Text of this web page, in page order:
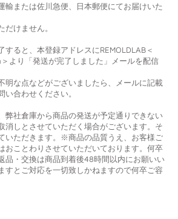
輸または佐川急便、日本郵便にてお届けいた
けません。
すると、本登録アドレスにREMOLDLAB＜
より「発送が完了しました」メールを配信
明な点などがございましたら、メールに記載
合わせください。
弊社倉庫から商品の発送が予定通りできない
消しとさせていただく場合がございます。そ
いただきます。※商品の品質うえ、お客様ご
おことわりさせていただいております。何卒
品・交換は商品到着後48時間以内にお願いい
すとご対応を一切致しかねますので何卒ご容